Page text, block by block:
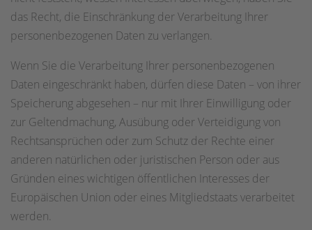
das Recht, die Einschränkung der Verarbeitung Ihrer
personenbezogenen Daten zu verlangen.
Wenn Sie die Verarbeitung Ihrer personenbezogenen
Daten eingeschränkt haben, dürfen diese Daten – von ihrer
Speicherung abgesehen – nur mit Ihrer Einwilligung oder
zur Geltendmachung, Ausübung oder Verteidigung von
Rechtsansprüchen oder zum Schutz der Rechte einer
anderen natürlichen oder juristischen Person oder aus
Gründen eines wichtigen öffentlichen Interesses der
Europäischen Union oder eines Mitgliedstaats verarbeitet
werden.